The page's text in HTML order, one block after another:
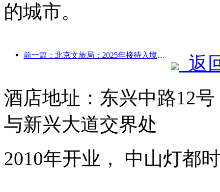
的城市。
前一篇：北京文旅局：2025年接待入境游客548万人次，同比增长39%
返
酒店地址：东兴中路12
与新兴大道交界处
2010年开业， 中山灯